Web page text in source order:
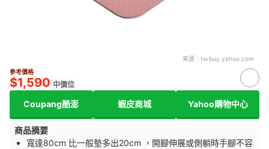
來源： tw.buy.yahoo.com
參考價格
$1,590 中價位
Coupang酷澎 蝦皮商城 Yahoo購物中心
商品摘要
寬達80cm 比一般墊多出20cm ，開腳伸展或側躺時手腳不容